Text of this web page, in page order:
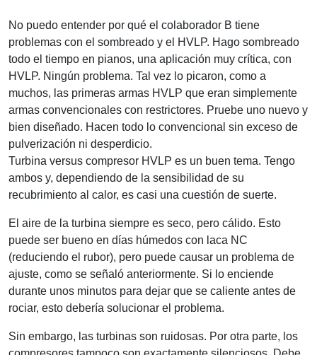
No puedo entender por qué el colaborador B tiene
problemas con el sombreado y el HVLP. Hago sombreado
todo el tiempo en pianos, una aplicación muy crítica, con
HVLP. Ningún problema. Tal vez lo picaron, como a
muchos, las primeras armas HVLP que eran simplemente
armas convencionales con restrictores. Pruebe uno nuevo y
bien diseñado. Hacen todo lo convencional sin exceso de
pulverización ni desperdicio.
Turbina versus compresor HVLP es un buen tema. Tengo
ambos y, dependiendo de la sensibilidad de su
recubrimiento al calor, es casi una cuestión de suerte.
El aire de la turbina siempre es seco, pero cálido. Esto
puede ser bueno en días húmedos con laca NC
(reduciendo el rubor), pero puede causar un problema de
ajuste, como se señaló anteriormente. Si lo enciende
durante unos minutos para dejar que se caliente antes de
rociar, esto debería solucionar el problema.
Sin embargo, las turbinas son ruidosas. Por otra parte, los